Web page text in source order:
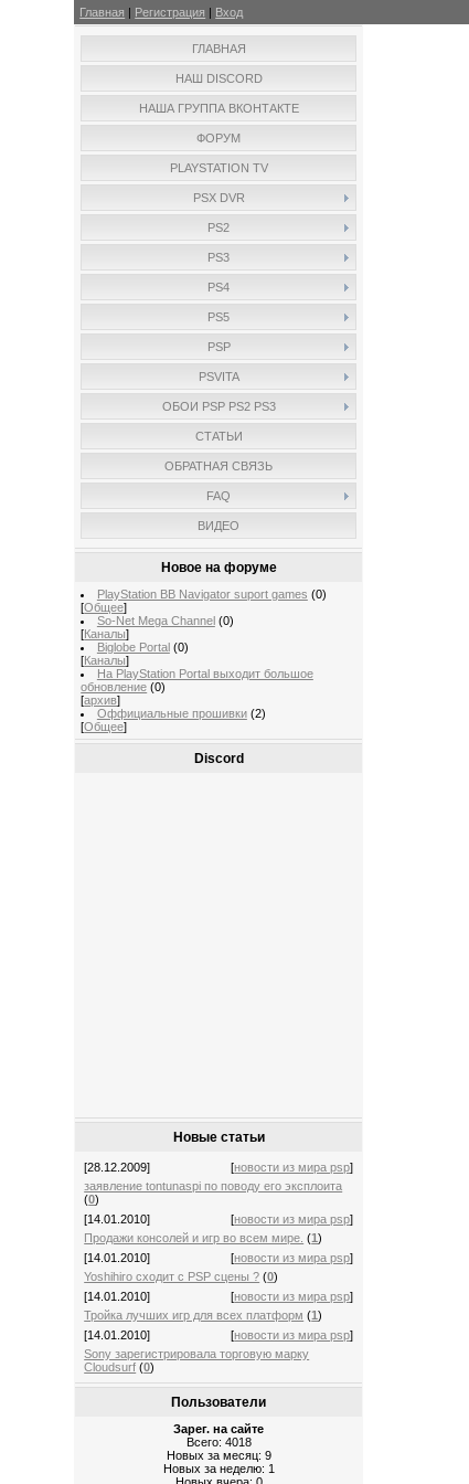
Главная | Регистрация | Вход
ГЛАВНАЯ
НАШ DISCORD
НАША ГРУППА ВКОНТАКТЕ
ФОРУМ
PLAYSTATION TV
PSX DVR
PS2
PS3
PS4
PS5
PSP
PSVITA
ОБОИ PSP PS2 PS3
СТАТЬИ
ОБРАТНАЯ СВЯЗЬ
FAQ
ВИДЕО
Новое на форуме
PlayStation BB Navigator suport games (0)
[Общее]
So-Net Mega Channel (0)
[Каналы]
Biglobe Portal (0)
[Каналы]
На PlayStation Portal выходит большое
обновление (0)
[архив]
Оффициальные прошивки (2)
[Общее]
Discord
Новые статьи
[28.12.2009] [новости из мира psp]
заявление tontunaspi по поводу его эксплоита
(0)
[14.01.2010]
[новости из мира psp]
Продажи консолей и игр во всем мире. (1)
[14.01.2010]
[новости из мира psp]
Yoshihiro сходит с PSP сцены ? (0)
[14.01.2010]
[новости из мира psp]
Тройка лучших игр для всех платформ (1)
[14.01.2010]
[новости из мира psp]
Sony зарегистрировала торговую марку
Cloudsurf (0)
Пользователи
Зарег. на сайте
Всего: 4018
Новых за месяц: 9
Новых за неделю: 1